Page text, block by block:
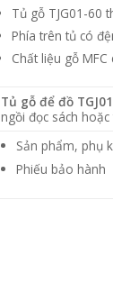
Tủ gỗ TJG01-60
Phía trên tủ có
Chất liệu gỗ
Tủ gỗ để đồ
ngồi đọc sách
Sản phẩm, phụ
Phiếu bảo hành